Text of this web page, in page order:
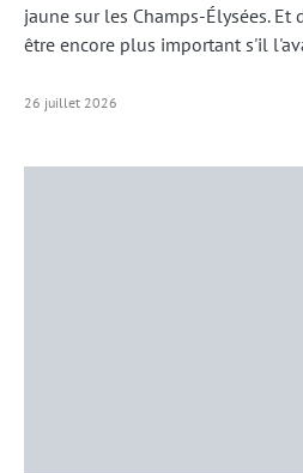
jaune sur les Champs-Élysées.
être encore plus important s'il
26 juillet 2026